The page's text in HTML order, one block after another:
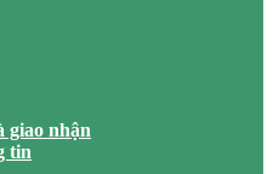
giao nhận
tin